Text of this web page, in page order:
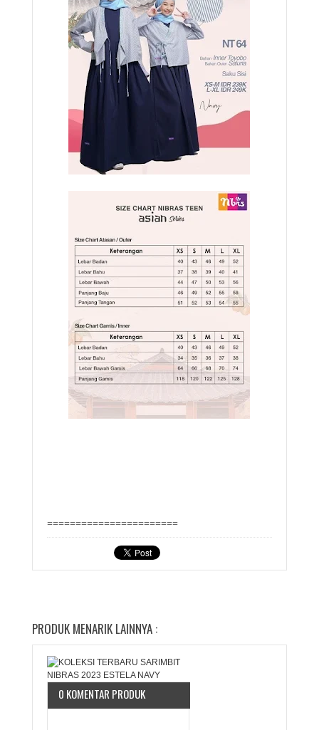
=======================
PRODUK MENARIK LAINNYA :
0 KOMENTAR PRODUK